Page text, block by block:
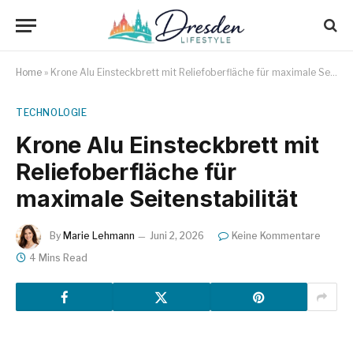
Home » Krone Alu Einsteckbrett mit Reliefoberfläche für maximale Seitenstabilität
TECHNOLOGIE
Krone Alu Einsteckbrett mit
Reliefoberfläche für
maximale Seitenstabilität
By Marie Lehmann Juni 2, 2026
Keine Kommentare
4 Mins Read